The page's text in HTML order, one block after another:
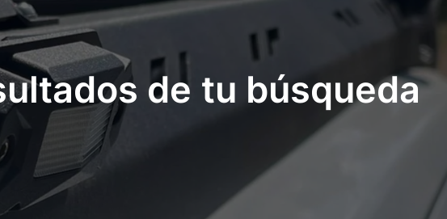
de tu búsqueda